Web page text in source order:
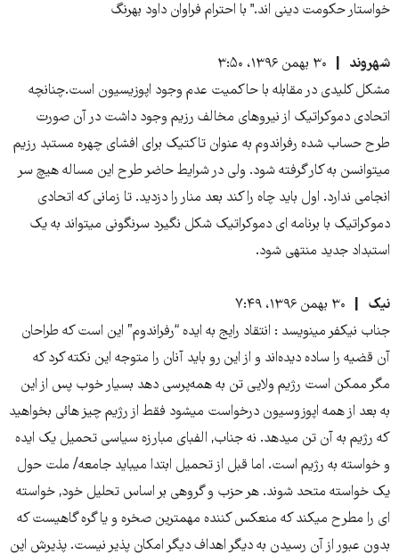
خواستار حکومت دینی اند." با احترام فراوان داود بهرنگ
شهروند
۳۰ بهمن ۱۳۹۶، ۳:۵۰
مشکل کلیدی در مقابله با حاکمیت عدم وجود اپوزیسیون است.چنانچه
اتحادی دموکراتیک از نیروهای مخالف رزیم وجود داشت در آن صورت
طرح حساب شده رفراندوم به عنوان تاکتیک برای افشای چهره مستبد رزیم
میتوانسن به کار گرفته شود. ولی در شرایط حاضر طرح این مساله هیچ سر
انجامی ندارد. اول باید چاه را کند بعد منار را دزدید. تا زمانی که اتحادی
دموکراتیک با برنامه ای دموکراتیک شکل نگیرد سرنگونی میتواند به یک
استبداد جدید منتهی شود.
نیک
۳۰ بهمن ۱۳۹۶، ۷:۴۹
جناب نیکفر مینویسد : انتقاد رایج به ایده “رفراندوم” این است که طراحان
آن قضیه را ساده دیده‌اند و از این رو باید آنان را متوجه این نکته کرد که
مگر ممکن است رژیم ولایی تن به همه‌پرسی دهد بسیار خوب پس از این
به بعد از همه اپوزوسیون درخواست میشود فقط از رژیم چیز هائی بخواهید
که رژیم به آن تن میدهد. نه جناب, الفبای مبارزه سیاسی تحمیل یک ایده
و خواسته به رژیم است. اما قبل از تحمیل ابتدا میباید جامعه/ ملت حول
یک خواسته متحد شوند. هر حزب و گروهی بر اساس تحلیل خود, خواسته
ای را مطرح میکند که منعکس کننده مهمترین صخره و یا گره گاهیست که
بدون عبور از آن رسیدن به دیگر اهداف دیگر امکان پذیر نیست. پذیرش این